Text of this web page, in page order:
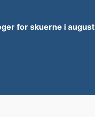
for skuerne i august